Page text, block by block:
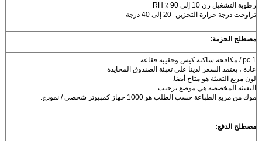
رطوبة التشغيل رن 10 إلى 90 ٪ RH
تراوحت درجة حرارة التخزين -20 إلى 40 درجة
مصطلح الحزمة:
1 pc / مكافحة ساكنة كيس وحقيبة فقاعة
عادة ، يعتمد السعر لدينا على تعبئة الصندوق المحايدة
لون مربع التعبئة هو متاح أيضا.
التعبئة المخصصة هي موضع ترحيب.
موك من مربع الطباعة حسب الطلب هو 1000 جهاز كمبيوتر شخصى / نموذج.
مصطلح الدفع: